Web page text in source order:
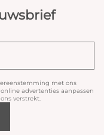
met ons
advertenties aanpassen
verstrekt.